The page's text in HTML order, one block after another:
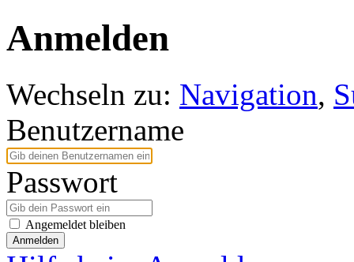
Anmelden
Wechseln zu: Navigation,
Benutzername
Passwort
Angemeldet bleiben
Anmelden